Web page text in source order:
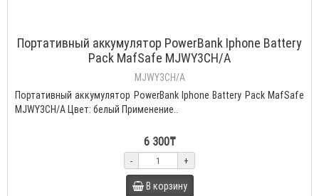
Портативный аккумулятор PowerBank Iphone Battery
Pack MafSafe MJWY3CH/A
MJWY3CH/A
Портативный аккумулятор PowerBank Iphone Battery Pack MafSafe
MJWY3CH/A Цвет: белый Применение..
6 300₸
- +
В корзину